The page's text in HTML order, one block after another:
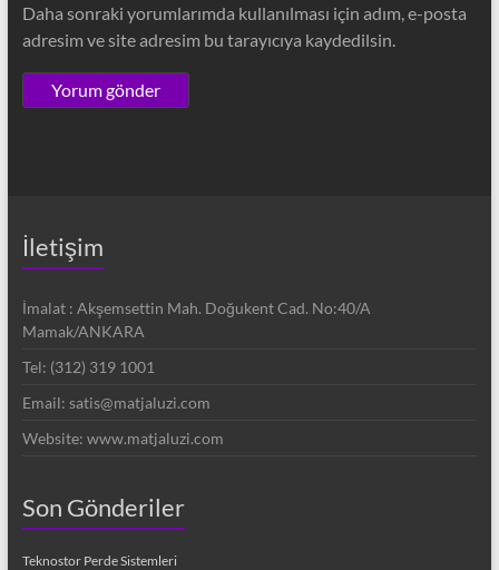
Daha sonraki yorumlarımda kullanılması için adım, e-posta
adresim ve site adresim bu tarayıcıya kaydedilsin.
İletişim
İmalat : Akşemsettin Mah. Doğukent Cad. No:40/A
Mamak/ANKARA
Tel: (312) 319 1001
Email: satis@matjaluzi.com
Website: www.matjaluzi.com
Son Gönderiler
Teknostor Perde Sistemleri